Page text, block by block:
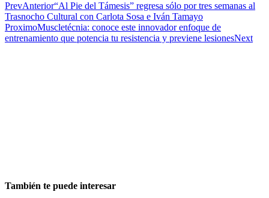
PrevAnterior“Al Pie del Támesis” regresa sólo por tres semanas al
Trasnocho Cultural con Carlota Sosa e Iván Tamayo
ProximoMuscletécnia: conoce este innovador enfoque de
entrenamiento que potencia tu resistencia y previene lesionesNext
También te puede interesar